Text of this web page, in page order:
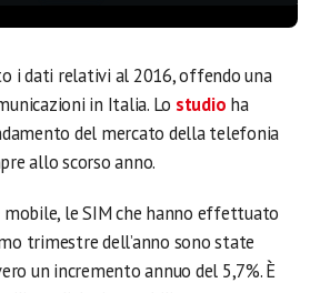
i dati relativi al 2016, offendo una
in Italia. Lo studio ha
del mercato della telefonia
allo scorso anno.
le SIM che hanno effettuato
trimestre dell’anno sono state
un incremento annuo del 5,7%. È